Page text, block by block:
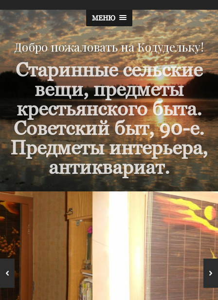
МЕНЮ
Добро пожаловать на Кодудельку!
Старинные сельские
вещи, предметы
крестьянского быта.
Советский быт, 90-е.
Предметы интерьера,
антиквариат.